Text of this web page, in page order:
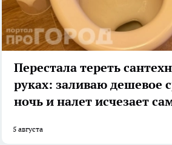
Перестала тереть
руках: заливаю дешевое
ночь и налет исчезает
5 августа